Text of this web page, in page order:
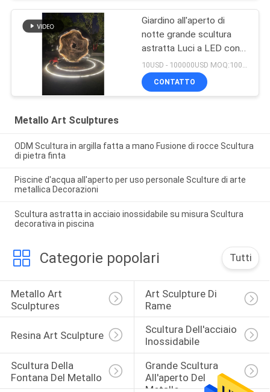
Giardino all'aperto di
notte grande scultura
astratta Luci a LED con
cambiamenti di onde
luminose benvenuto
scultura personalizzata
CONTATTO
Metallo Art Sculptures
ODM Scultura in argilla fatta a mano Fusione di rocce Scultura
di pietra finta
Piscine d'acqua all'aperto per uso personale Sculture di arte
metallica Decorazioni
Scultura astratta in acciaio inossidabile su misura Scultura
decorativa in piscina
Categorie popolari Tutti
Metallo Art
Sculptures
Art Sculpture Di
Rame
Resina Art Sculpture
Scultura Dell'acciaio
Inossidabile
Scultura Della
Fontana Del Metallo
Grande Scultura
All'aperto Del